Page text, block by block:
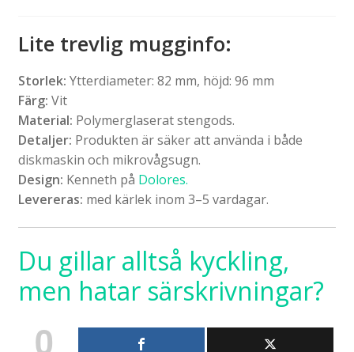
Lite trevlig mugginfo:
Storlek: Ytterdiameter: 82 mm, höjd: 96 mm
Färg: Vit
Material: Polymerglaserat stengods.
Detaljer: Produkten är säker att använda i både
diskmaskin och mikrovågsugn.
Design: Kenneth på Dolores.
Levereras: med kärlek inom 3–5 vardagar.
Du gillar alltså kyckling,
men hatar särskrivningar?
0